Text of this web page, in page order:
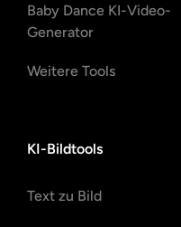
Baby Dance KI-Video-
Generator
Weitere Tools
KI-Bildtools
Text zu Bild